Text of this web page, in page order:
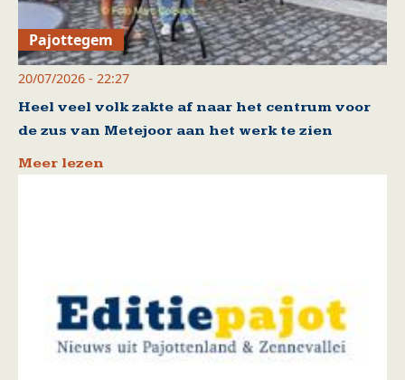
Pajottegem
20/07/2026 - 22:27
Heel veel volk zakte af naar het centrum voor
de zus van Metejoor aan het werk te zien
Meer lezen